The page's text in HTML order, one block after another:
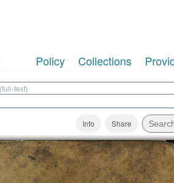
Policy Collections
Info Share